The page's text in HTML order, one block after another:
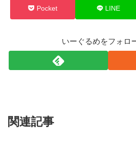
Pocket LINE
いーぐるめをフォロ
関連記事